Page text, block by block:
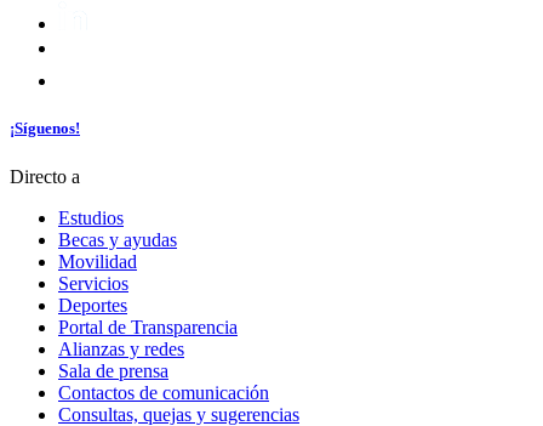
¡Síguenos!
Directo a
Estudios
Becas y ayudas
Movilidad
Servicios
Deportes
Portal de Transparencia
Alianzas y redes
Sala de prensa
Contactos de comunicación
Consultas, quejas y sugerencias